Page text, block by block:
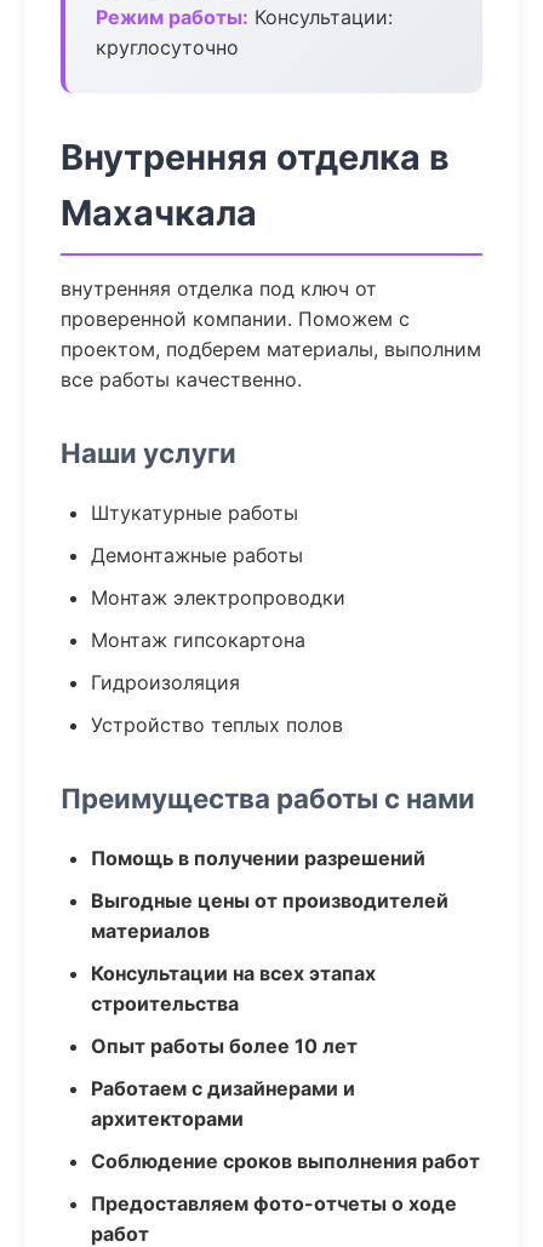
Режим работы: Консультации:
круглосуточно
Внутренняя отделка в
Махачкала
внутренняя отделка под ключ от
проверенной компании. Поможем с
проектом, подберем материалы, выполним
все работы качественно.
Наши услуги
Штукатурные работы
Демонтажные работы
Монтаж электропроводки
Монтаж гипсокартона
Гидроизоляция
Устройство теплых полов
Преимущества работы с нами
Помощь в получении разрешений
Выгодные цены от производителей
материалов
Консультации на всех этапах
строительства
Опыт работы более 10 лет
Работаем с дизайнерами и
архитекторами
Соблюдение сроков выполнения работ
Предоставляем фото-отчеты о ходе
работ